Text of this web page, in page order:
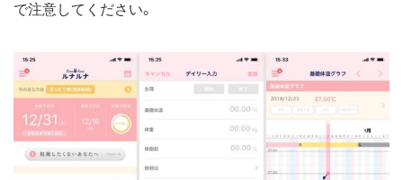
で注意してください。